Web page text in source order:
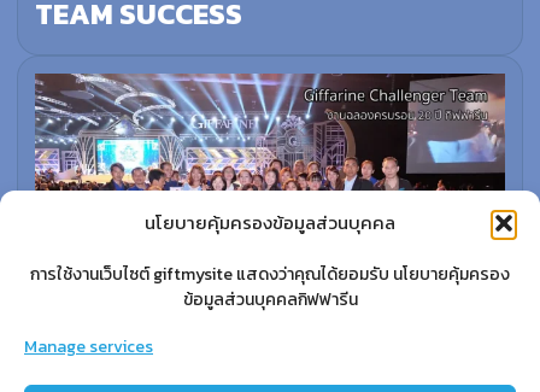
นโยบายคุ้มครองข้อมูลส่วนบุคคล
การใช้งานเว็บไซต์ giftmysite แสดงว่าคุณได้ยอมรับ นโยบายคุ้มครอง
ข้อมูลส่วนบุคคลกิฟฟารีน
Manage services
TEAM SUCCESS